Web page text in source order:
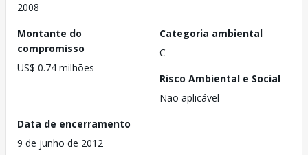
2008
Montante do
compromisso
US$ 0.74 milhões
Categoria ambiental
C
Risco Ambiental e Social
Não aplicável
Data de encerramento
9 de junho de 2012